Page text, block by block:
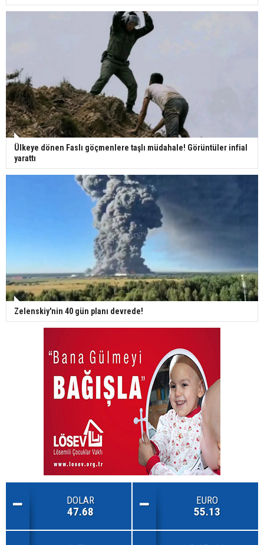
Ülkeye dönen Faslı göçmenlere taşlı müdahale! Görüntüler infial
yarattı
Zelenskiy'nin 40 gün planı devrede!
DOLAR
47.68
EURO
55.13